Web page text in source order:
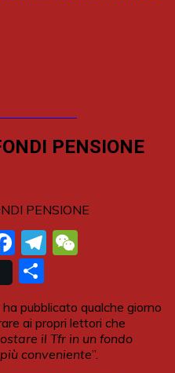
PENSIONE
Facebook
Telegram
ha pubblicato qualche giorno
ai propri lettori che
il Tfr in un fondo
conveniente”.